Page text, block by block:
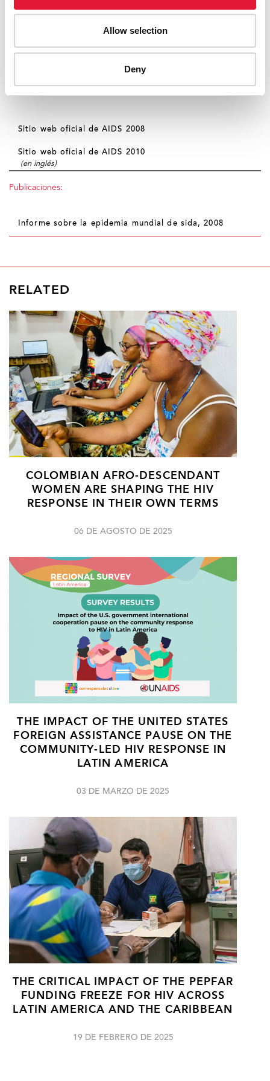
Allow selection
Deny
Fotogalería de la Aldea Global de AIDS 2008
Fotogalería de otros eventos de AIDS 2008
Enlaces externos:
Sitio web oficial de AIDS 2008
Sitio web oficial de AIDS 2010
(en inglés)
Publicaciones:
Informe sobre la epidemia mundial de sida, 2008
RELATED
COLOMBIAN AFRO-DESCENDANT
WOMEN ARE SHAPING THE HIV
RESPONSE IN THEIR OWN TERMS
06 DE AGOSTO DE 2025
THE IMPACT OF THE UNITED STATES
FOREIGN ASSISTANCE PAUSE ON THE
COMMUNITY-LED HIV RESPONSE IN
LATIN AMERICA
03 DE MARZO DE 2025
THE CRITICAL IMPACT OF THE PEPFAR
FUNDING FREEZE FOR HIV ACROSS
LATIN AMERICA AND THE CARIBBEAN
19 DE FEBRERO DE 2025